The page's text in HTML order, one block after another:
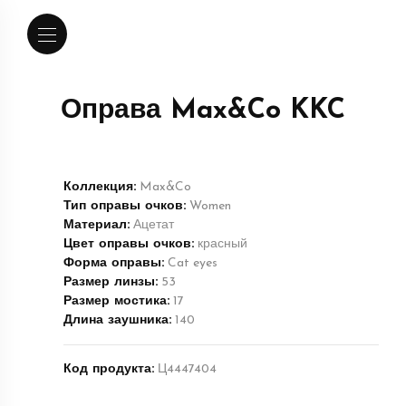
Оправа Max&Co KKC
Коллекция: Max&Co
Тип оправы очков: Women
Материал: Ацетат
Цвет оправы очков: красный
Форма оправы: Cat eyes
Размер линзы: 53
Размер мостика: 17
Длина заушника: 140
Код продукта: Ц4447404